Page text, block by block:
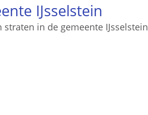
IJsselstein
in de gemeente IJsselstein